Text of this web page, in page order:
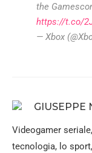
the
https://t.co/
— Xbox
GIUSEPPE
Videogamer
tecnologia, lo